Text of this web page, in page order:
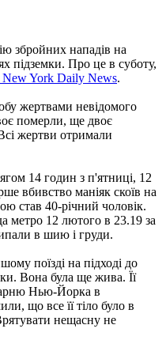
збройних нападів на
підземки. Про це в суботу,
New York Daily News.
жертвами невідомого
померли, ще двоє
жертви отримали
14 годин з п'ятниці, 12
вбивство маніяк скоїв на
став 40-річний чоловік.
метро 12 лютого в 23.19 за
в шию і груди.
поїзді на підході до
Вона була ще жива. Її
Нью-Йорка в
що все її тіло було в
нещасну не